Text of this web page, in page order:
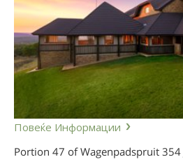
Повеќе Информации
Portion 47 of Wagenpadspruit 354